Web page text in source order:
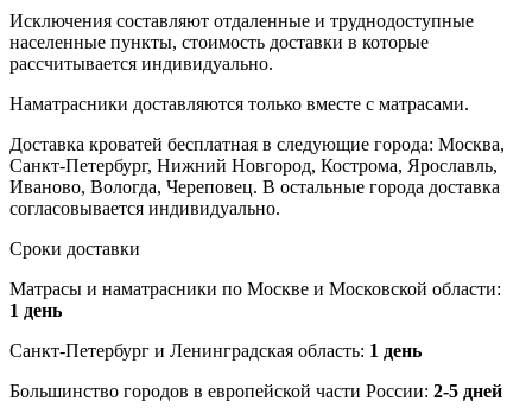
Исключения составляют отдаленные и труднодоступные
населенные пункты, стоимость доставки в которые
рассчитывается индивидуально.
Наматрасники доставляются только вместе с матрасами.
Доставка кроватей бесплатная в следующие города: Москва,
Санкт-Петербург, Нижний Новгород, Кострома, Ярославль,
Иваново, Вологда, Череповец. В остальные города доставка
согласовывается индивидуально.
Сроки доставки
Матрасы и наматрасники по Москве и Московской области:
1 день
Санкт-Петербург и Ленинградская область: 1 день
Большинство городов в европейской части России: 2-5 дней